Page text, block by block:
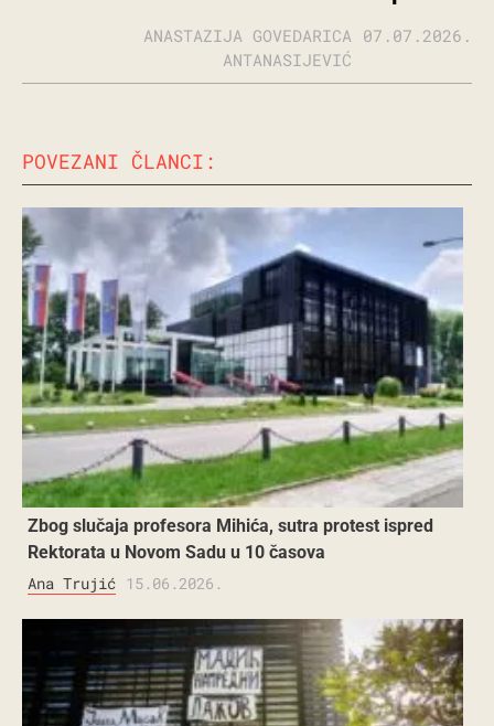
ANASTAZIJA GOVEDARICA
ANTANASIJEVIĆ
07.07.2026.
POVEZANI ČLANCI:
Zbog slučaja profesora Mihića, sutra protest ispred
Rektorata u Novom Sadu u 10 časova
Ana Trujić 15.06.2026.